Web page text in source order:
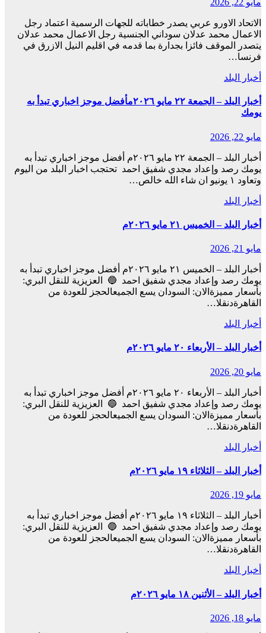
مايو 22, 2026
الاتحاد الاورو عربي يصدر خطاباته للجهات الرسمية اعتماد رجل
الاعمال محمد عدلان سوداني الجنسية رجل الاعمال محمد عدلان
يتصدر الموقف فائزا بجدارة بما قدمه في اقليم النيل الازرق في
فرنسا…
أخبار البلد
أخبار البلد – الجمعة ٢٢ مايو ٢٠٢٦مأفضل موجز اخباري تبدأ به
يومك
مايو 22, 2026
أخبار البلد – الجمعة ٢٢ مايو ٢٠٢٦م أفضل موجز اخباري تبدأ به
يومك رصد وإعداد مجدي شفيق احمد تحتجب اخبار البلد من اليوم
وتعاود ١ يونيو ان شاء الله خالص…
أخبار البلد
أخبار البلد – الخميس ٢١ مايو ٢٠٢٦م
مايو 21, 2026
أخبار البلد – الخميس ٢١ مايو ٢٠٢٦م أفضل موجز اخباري تبدأ به
يومك رصد وإعداد مجدي شفيق احمد 🔵 العزيزية للنقل البري:
بأسعار مميزةالان: السودان يسع الجميعالحجز للعودة من
القاهرةدنقلا…
أخبار البلد
أخبار البلد – الأربعاء ٢٠ مايو ٢٠٢٦م
مايو 20, 2026
أخبار البلد – الأربعاء ٢٠ مايو ٢٠٢٦م أفضل موجز اخباري تبدأ به
يومك رصد وإعداد مجدي شفيق احمد 🔵 العزيزية للنقل البري:
بأسعار مميزةالان: السودان يسع الجميعالحجز للعودة من
القاهرةدنقلا…
أخبار البلد
أخبار البلد – الثلاثاء ١٩ مايو ٢٠٢٦م
مايو 19, 2026
أخبار البلد – الثلاثاء ١٩ مايو ٢٠٢٦م أفضل موجز اخباري تبدأ به
يومك رصد وإعداد مجدي شفيق احمد 🔵 العزيزية للنقل البري:
بأسعار مميزةالان: السودان يسع الجميعالحجز للعودة من
القاهرةدنقلا…
أخبار البلد
أخبار البلد – الأثنين ١٨ مايو ٢٠٢٦م
مايو 18, 2026